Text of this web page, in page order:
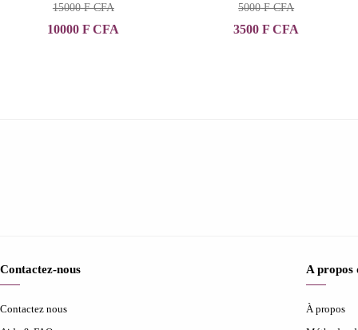
15000F CFA
10000 F CFA
5000F CFA
3500 F CFA
Contactez-nous
Contactez nous
A propos
À propos